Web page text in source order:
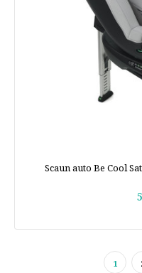
Scaun auto Be Cool
1